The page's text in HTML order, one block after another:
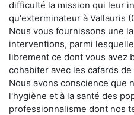
difficulté la mission qui leur
qu'exterminateur à Vallauris
Nous vous fournissons une
interventions, parmi
librement ce dont vous avez
cohabiter avec les cafards de
Nous avons conscience que
l'hygiène et à la santé des
professionnalisme dont nos